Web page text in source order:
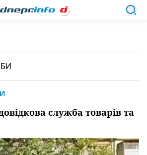
служба товарів та